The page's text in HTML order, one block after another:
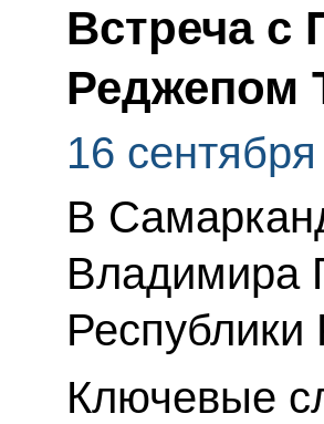
Встреча с
Реджепом
16
В
Владимира
Ключевые